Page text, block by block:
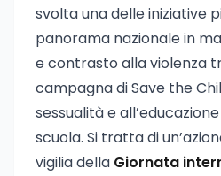
svolta una delle iniziative
panorama nazionale in
e contrasto alla violenza
campagna di Save the
sessualità e
scuola. Si tratta di
vigilia della Giornata